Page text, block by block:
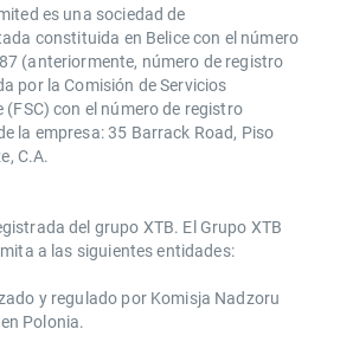
es una sociedad de
constituida en Belice con el número
(anteriormente, número de registro
por la Comisión de Servicios
(FSC) con el número de registro
la empresa: 35 Barrack Road, Piso
C.A.
del grupo XTB. El Grupo XTB
a las siguientes entidades:
y regulado por Komisja Nadzoru
Polonia.